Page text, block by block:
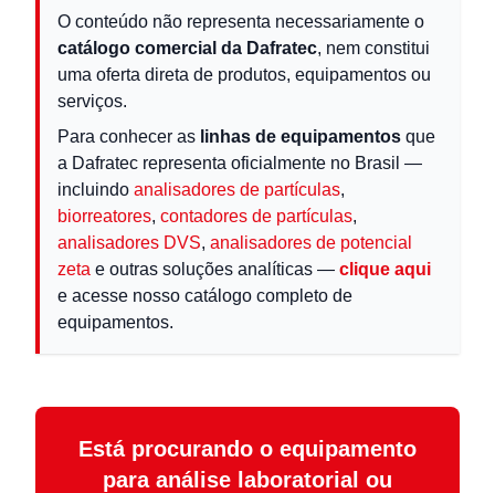
O conteúdo não representa necessariamente o
catálogo comercial da Dafratec, nem constitui
uma oferta direta de produtos, equipamentos ou
serviços.
Para conhecer as linhas de equipamentos que
a Dafratec representa oficialmente no Brasil —
incluindo analisadores de partículas,
biorreatores, contadores de partículas,
analisadores DVS, analisadores de potencial
zeta e outras soluções analíticas — clique aqui
e acesse nosso catálogo completo de
equipamentos.
Está procurando o equipamento
para análise laboratorial ou